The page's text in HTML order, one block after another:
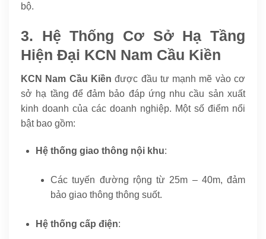
bộ.
3. Hệ Thống Cơ Sở Hạ Tầng
Hiện Đại KCN Nam Cầu Kiền
KCN Nam Cầu Kiền được đầu tư mạnh mẽ vào cơ
sở hạ tầng để đảm bảo đáp ứng nhu cầu sản xuất
kinh doanh của các doanh nghiệp. Một số điểm nổi
bật bao gồm:
Hệ thống giao thông nội khu:
Các tuyến đường rộng từ 25m – 40m, đảm
bảo giao thông thông suốt.
Hệ thống cấp điện: